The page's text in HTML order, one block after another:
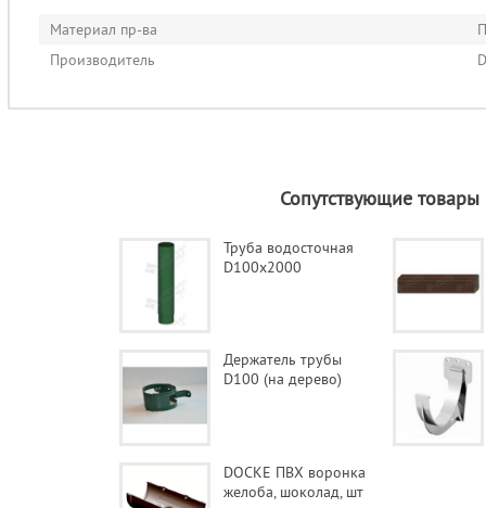
Материал пр-ва
Производитель
Сопутствующие товары
Труба водосточная
D100х2000
Держатель трубы
D100 (на дерево)
DOCKE ПВХ воронка
желоба, шоколад, шт